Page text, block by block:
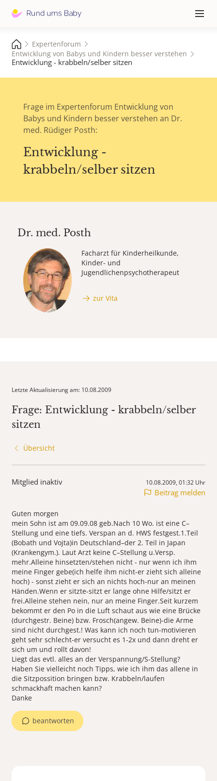
≡
Expertenforum
Entwicklung von Babys und Kindern besser verstehen
Entwicklung - krabbeln/selber sitzen
Frage im Expertenforum Entwicklung von
Babys und Kindern besser verstehen an Dr.
med. Rüdiger Posth:
Entwicklung -
krabbeln/selber sitzen
Dr. med. Posth
Facharzt für Kinderheilkunde,
Kinder- und
Jugendlichenpsychotherapeut
zur Vita
Letzte Aktualisierung am: 10.08.2009
Frage: Entwicklung - krabbeln/selber
sitzen
Übersicht
Mitglied inaktiv 10.08.2009, 01:32 Uhr
Beitrag melden
Guten morgen
mein Sohn ist am 09.09.08 geb.Nach 10 Wo. ist eine C–
Stellung und eine tiefs. Verspan an d. HWS festgest.1.Teil
(Bobath und Vojta)in Deutschland–der 2. Teil in Japan
(Krankengym.). Laut Arzt keine C–Stellung u.Versp.
mehr.Alleine hinsetzten/stehen nicht - nur wenn ich ihm
meine Finger gebe(ich helfe ihm nicht-er zieht sich alleine
hoch) - sonst zieht er sich an nichts hoch-nur an meinen
Händen.Wenn er sitzte-sitzt er lange ohne Hilfe/sitzt er
frei.Alleine stehen nein, nur an meine Finger.Seit kurzem
bekommt er den Po in die Luft schaut aus wie eine Brücke
(durchgestr. Beine) bzw. Frosch(angew. Beine)-die Arme
sind nicht durchgest.! Was kann ich noch tun-motivieren
geht sehr schlecht-er versucht es 1-2x und dann dreht er
sich um und rollt davon!
Liegt das evtl. alles an der Verspannung/S-Stellung?
Haben Sie vielleicht noch Tipps, wie ich ihm das allene in
die Sitzpossition bringen bzw. Krabbeln/laufen
schmackhaft machen kann?
Danke
beantworten